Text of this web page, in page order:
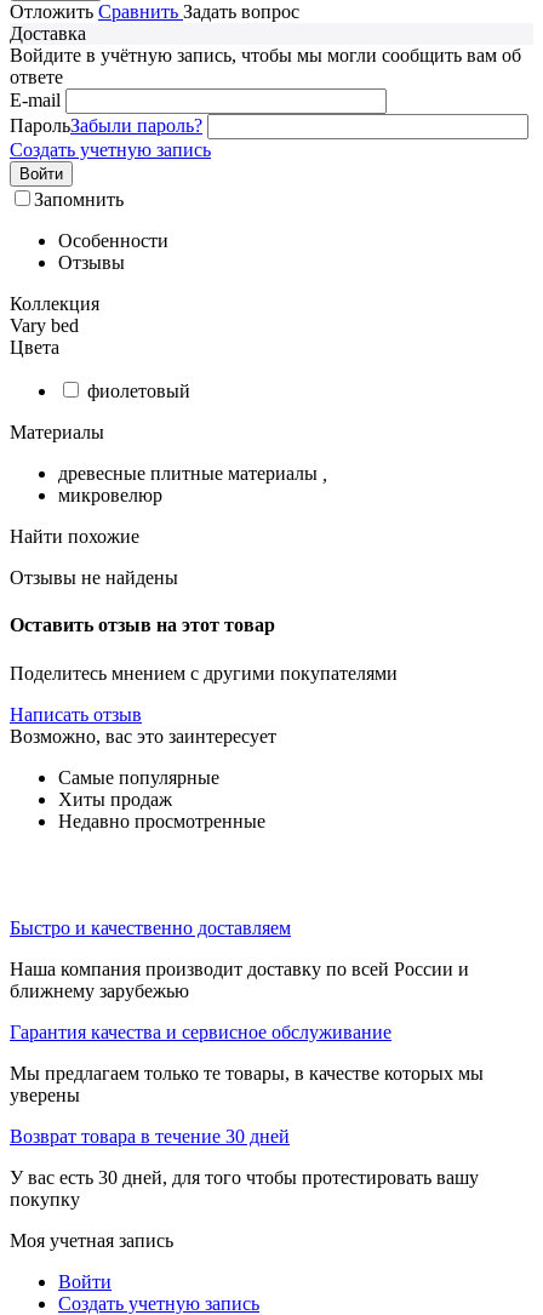
Отложить Сравнить Задать вопрос
Доставка
Войдите в учётную запись, чтобы мы могли сообщить вам об
ответе
E-mail
ПарольЗабыли пароль?
Создать учетную запись
Войти
Запомнить
Особенности
Отзывы
Коллекция
Vary bed
Цвета
фиолетовый
Материалы
древесные плитные материалы
микровелюр
Найти похожие
Отзывы не найдены
Оставить отзыв на этот товар
Поделитесь мнением с другими покупателями
Написать отзыв
Возможно, вас это заинтересует
Самые популярные
Хиты продаж
Недавно просмотренные
Быстро и качественно доставляем
Наша компания производит доставку по всей России и
ближнему зарубежью
Гарантия качества и сервисное обслуживание
Мы предлагаем только те товары, в качестве которых мы
уверены
Возврат товара в течение 30 дней
У вас есть 30 дней, для того чтобы протестировать вашу
покупку
Моя учетная запись
Войти
Создать учетную запись